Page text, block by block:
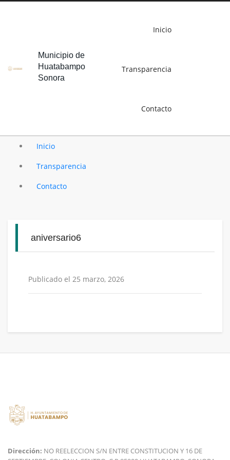
Municipio de
Huatabampo
Sonora
Inicio
Transparencia
Contacto
Inicio
Transparencia
Contacto
aniversario6
Publicado el 25 marzo, 2026
Dirección: NO REELECCION S/N ENTRE CONSTITUCION Y 16 DE